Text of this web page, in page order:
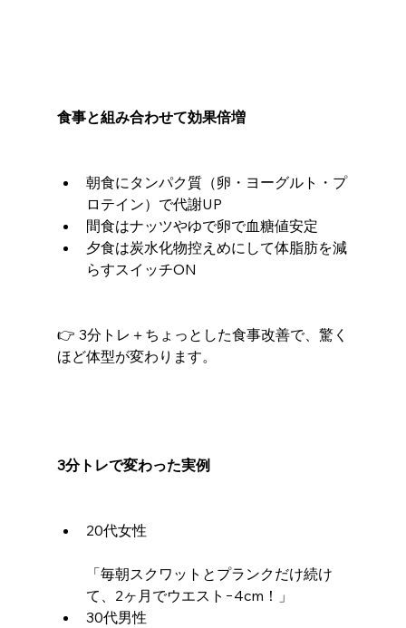
食事と組み合わせて効果倍増
朝食にタンパク質（卵・ヨーグルト・プ
ロテイン）で代謝UP
間食はナッツやゆで卵で血糖値安定
夕食は炭水化物控えめにして体脂肪を減
らすスイッチON
👉 3分トレ＋ちょっとした食事改善で、驚く
ほど体型が変わります。
3分トレで変わった実例
20代女性
「毎朝スクワットとプランクだけ続け
て、2ヶ月でウエスト−4cm！」
30代男性